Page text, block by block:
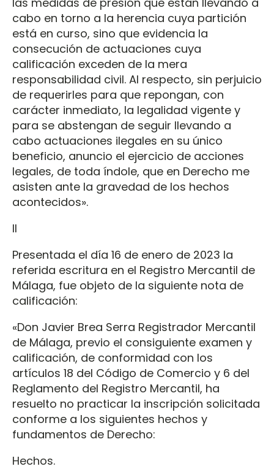
cabo en torno a la herencia cuya partición
está en curso, sino que evidencia la
consecución de actuaciones cuya
calificación exceden de la mera
responsabilidad civil. Al respecto, sin perjuicio
de requerirles para que repongan, con
carácter inmediato, la legalidad vigente y
para se abstengan de seguir llevando a
cabo actuaciones ilegales en su único
beneficio, anuncio el ejercicio de acciones
legales, de toda índole, que en Derecho me
asisten ante la gravedad de los hechos
acontecidos».
II
Presentada el día 16 de enero de 2023 la
referida escritura en el Registro Mercantil de
Málaga, fue objeto de la siguiente nota de
calificación:
«Don Javier Brea Serra Registrador Mercantil
de Málaga, previo el consiguiente examen y
calificación, de conformidad con los
artículos 18 del Código de Comercio y 6 del
Reglamento del Registro Mercantil, ha
resuelto no practicar la inscripción solicitada
conforme a los siguientes hechos y
fundamentos de Derecho:
Hechos.